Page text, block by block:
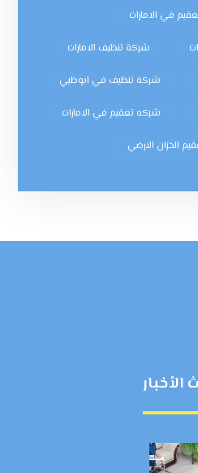
في الامارات
شركة تنظيف الامارات
شركة تنظيف في ابوظبي
شركه تعقيم في الامارات
الخزان الارضي
الأخبار